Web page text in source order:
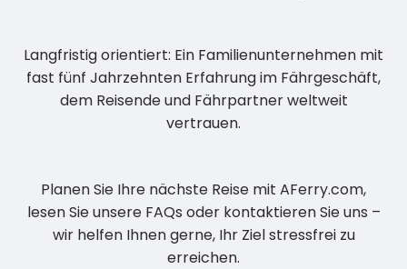
Langfristig orientiert: Ein Familienunternehmen mit
fast fünf Jahrzehnten Erfahrung im Fährgeschäft,
dem Reisende und Fährpartner weltweit
vertrauen.
Planen Sie Ihre nächste Reise mit AFerry.com,
lesen Sie unsere FAQs oder kontaktieren Sie uns –
wir helfen Ihnen gerne, Ihr Ziel stressfrei zu
erreichen.